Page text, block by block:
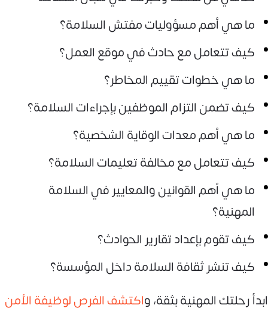
ما هي أهم مسؤوليات مفتش السلامة؟
كيف تتعامل مع حادث في موقع العمل؟
ما هي خطوات تقييم المخاطر؟
كيف تضمن التزام الموظفين بإجراءات السلامة؟
ما هي أهم معدات الوقاية الشخصية؟
كيف تتعامل مع مخالفة تعليمات السلامة؟
ما هي أهم القوانين والمعايير في السلامة
المهنية؟
كيف تقوم بإعداد تقارير الحوادث؟
كيف تنشر ثقافة السلامة داخل المؤسسة؟
ابدأ رحلتك المهنية بثقة، واكتشف الفرص لوظيفة الأمن